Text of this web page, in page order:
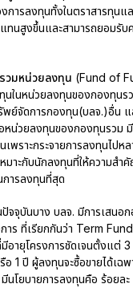
ารลงทุนทั้งในตราสารทุนแ
นสูงขึ้นและสามารถยอมรับ
วมหน่วยลงทุน (Fund of
นในหน่วยลงทุนของกองทุนร
พย์จัดการกองทุน(บลจ.)อื่น แ
น่วยลงทุนของกองทุนรวม มี
เพราะกระจายการลงทุนไปห
มาะกับนักลงทุนที่ให้ความสำ
การลงทุนที่สุด
ปัจจุบันบาง บลจ. มีการเสนอ
าร ที่เรียกกันว่า Term
อายุโครงการชัดเจนตั้งแต่
1 ปี ผู้ลงทุนจะซื้อขายได้เฉพ
มีนโยบายการลงทุนคือ ร้อยล